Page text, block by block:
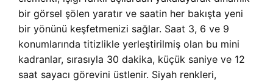
bir görsel şölen yaratır ve saatin her bakışta yeni
bir yönünü keşfetmenizi sağlar. Saat 3, 6 ve 9
konumlarında titizlikle yerleştirilmiş olan bu mini
kadranlar, sırasıyla 30 dakika, küçük saniye ve 12
saat sayacı görevini üstlenir. Siyah renkleri,